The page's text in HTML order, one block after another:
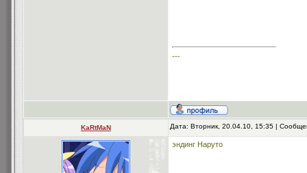
---
KaRtMaN Дата: Вторник, 20.04.10, 15:35 |
эндинг Наруто